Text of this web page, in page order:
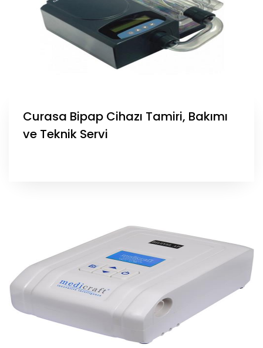
Curasa Bipap Cihazı Tamiri, Bakımı
ve Teknik Servi